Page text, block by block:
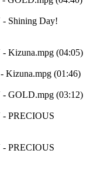
Shining Day!
Kizuna.mpg (04:05)
Kizuna.mpg (01:46)
GOLD.mpg (03:12)
PRECIOUS
PRECIOUS